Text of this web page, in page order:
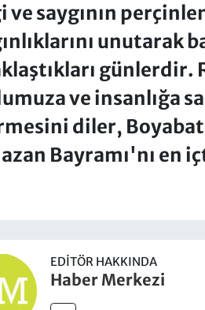
ve saygının
unutarak
günlerdir.
ve insanlığa
diler,
Bayramı'nı en
EDITÖR HAKKINDA
Haber Merkezi